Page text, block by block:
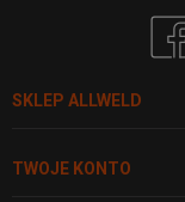
SKLEP ALLWELD
TWOJE KONTO